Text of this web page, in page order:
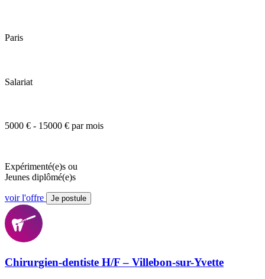
Paris
Salariat
5000 € - 15000 € par mois
Expérimenté(e)s ou
Jeunes diplômé(e)s
voir l'offre Je postule
Chirurgien-dentiste H/F – Villebon-sur-Yvette